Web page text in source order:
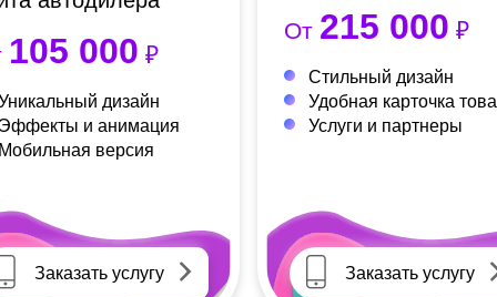
105 000 ₽
дизайн
и анимация
версия
Заказать услугу
От 215 000 ₽
Стильный дизайн
Удобная карточка
Услуги и партнеры
Заказать услугу